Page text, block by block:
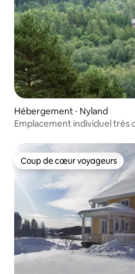
Hébergement ⋅ Nyland
Emplacement individuel très
Coup de cœur voyageurs
Coup de cœur voyageurs